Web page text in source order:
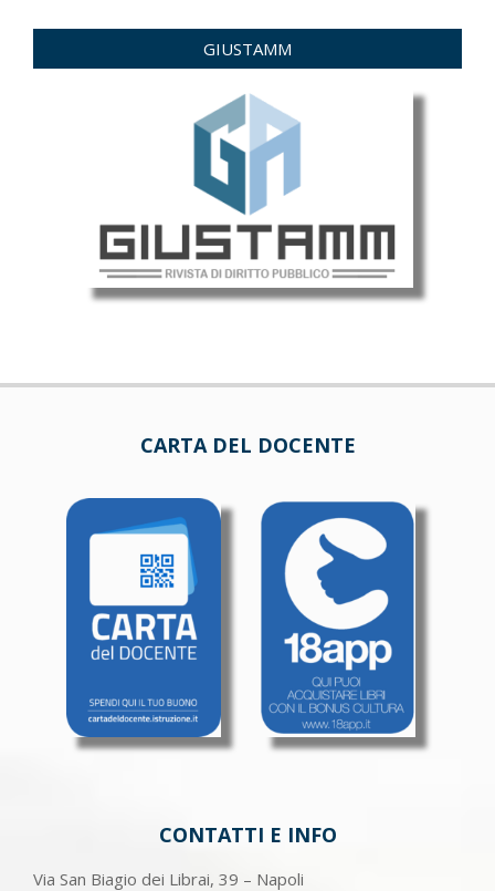
GIUSTAMM
CARTA DEL DOCENTE
CONTATTI E INFO
Via San Biagio dei Librai, 39 – Napoli